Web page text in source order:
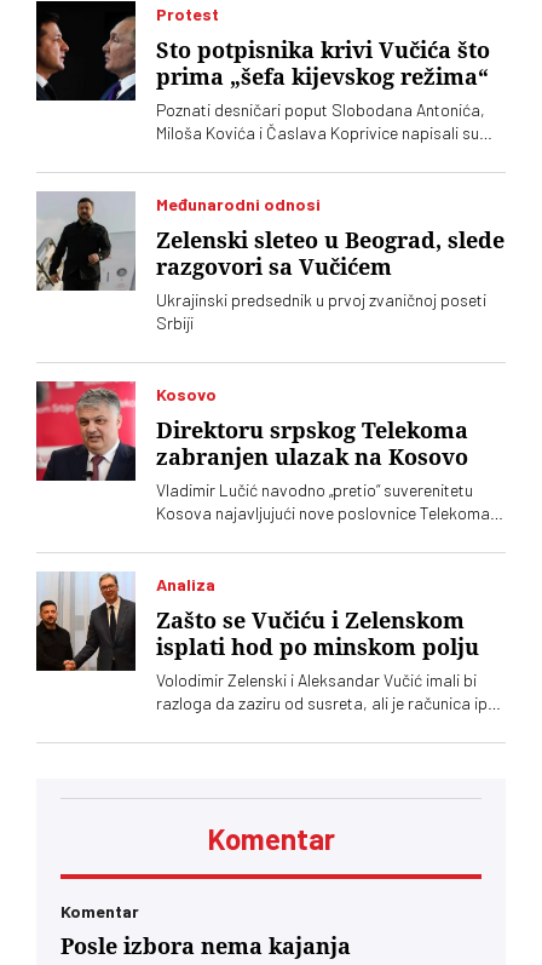
Protest
Sto potpisnika krivi Vučića što
prima „šefa kijevskog režima“
Poznati desničari poput Slobodana Antonića,
Miloša Kovića i Časlava Koprivice napisali su
Ukrajine Volodimira Zelenskog
Međunarodni odnosi
Zelenski sleteo u Beograd, slede
razgovori sa Vučićem
Ukrajinski predsednik u prvoj zvaničnoj poseti
Srbiji
Kosovo
Direktoru srpskog Telekoma
zabranjen ulazak na Kosovo
Vladimir Lučić navodno „pretio“ suverenitetu
Kosova najavljujući nove poslovnice Telekoma
Analiza
Zašto se Vučiću i Zelenskom
isplati hod po minskom polju
Volodimir Zelenski i Aleksandar Vučić imali bi
razloga da zaziru od susreta, ali je računica ipak
trebaju municija i dronovi
Komentar
Komentar
Posle izbora nema kajanja